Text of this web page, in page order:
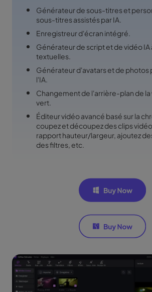
Générateur de sous-titres et
sous-titres assistés par IA.
Enregistreur d'écran intégré.
Générateur de script et de vidéo IA
textuelles.
Générateur d'avatars et de photos
l'IA.
Changement de l'arrière-plan de
vert.
Éditeur vidéo avancé basé sur la
coupez et découpez des clips
rapport hauteur/largeur, ajoutez
des filtres, etc.